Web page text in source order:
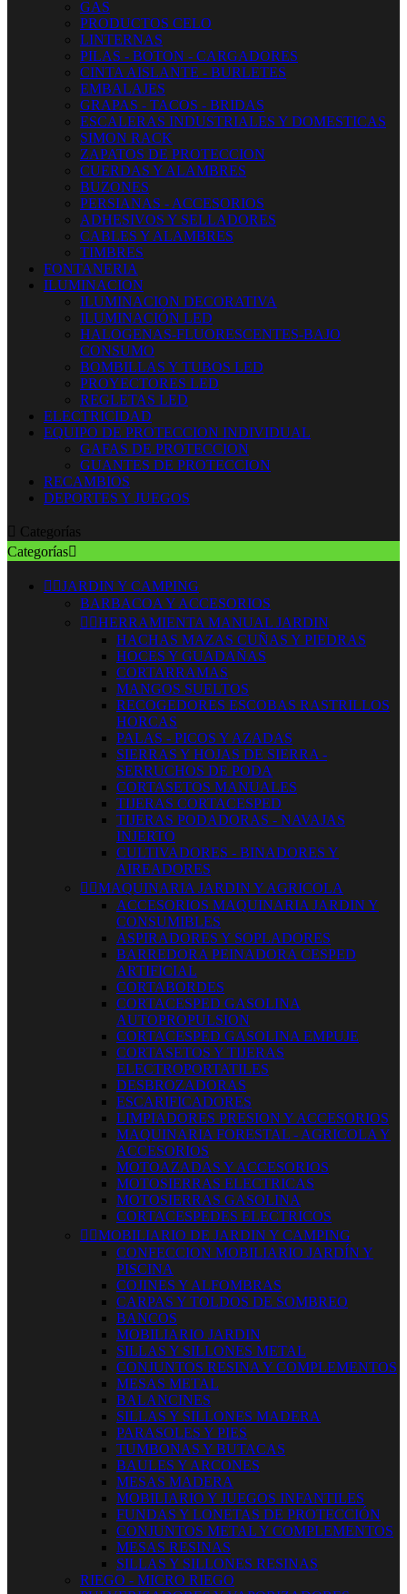
GAS
PRODUCTOS CELO
LINTERNAS
PILAS - BOTON - CARGADORES
CINTA AISLANTE - BURLETES
EMBALAJES
GRAPAS - TACOS - BRIDAS
ESCALERAS INDUSTRIALES Y DOMESTICAS
SIMON RACK
ZAPATOS DE PROTECCION
CUERDAS Y ALAMBRES
BUZONES
PERSIANAS - ACCESORIOS
ADHESIVOS Y SELLADORES
CABLES Y ALAMBRES
TIMBRES
FONTANERIA
ILUMINACION
ILUMINACION DECORATIVA
ILUMINACIÓN LED
HALOGENAS-FLUORESCENTES-BAJO
CONSUMO
BOMBILLAS Y TUBOS LED
PROYECTORES LED
REGLETAS LED
ELECTRICIDAD
EQUIPO DE PROTECCION INDIVIDUAL
GAFAS DE PROTECCION
GUANTES DE PROTECCION
RECAMBIOS
DEPORTES Y JUEGOS
 Categorías
Categorías
 JARDIN Y CAMPING
BARBACOA Y ACCESORIOS
 HERRAMIENTA MANUAL JARDIN
HACHAS MAZAS CUÑAS Y PIEDRAS
HOCES Y GUADAÑAS
CORTARRAMAS
MANGOS SUELTOS
RECOGEDORES ESCOBAS RASTRILLOS
HORCAS
PALAS - PICOS Y AZADAS
SIERRAS Y HOJAS DE SIERRA -
SERRUCHOS DE PODA
CORTASETOS MANUALES
TIJERAS CORTACESPED
TIJERAS PODADORAS - NAVAJAS
INJERTO
CULTIVADORES - BINADORES Y
AIREADORES
 MAQUINARIA JARDIN Y AGRICOLA
ACCESORIOS MAQUINARIA JARDIN Y
CONSUMIBLES
ASPIRADORES Y SOPLADORES
BARREDORA PEINADORA CESPED
ARTIFICIAL
CORTABORDES
CORTACESPED GASOLINA
AUTOPROPULSION
CORTACESPED GASOLINA EMPUJE
CORTASETOS Y TIJERAS
ELECTROPORTATILES
DESBROZADORAS
ESCARIFICADORES
LIMPIADORES PRESION Y ACCESORIOS
MAQUINARIA FORESTAL - AGRICOLA Y
ACCESORIOS
MOTOAZADAS Y ACCESORIOS
MOTOSIERRAS ELECTRICAS
MOTOSIERRAS GASOLINA
CORTACESPEDES ELECTRICOS
 MOBILIARIO DE JARDIN Y CAMPING
CONFECCION MOBILIARIO JARDÍN Y
PISCINA
COJINES Y ALFOMBRAS
CARPAS Y TOLDOS DE SOMBREO
BANCOS
MOBILIARIO JARDIN
SILLAS Y SILLONES METAL
CONJUNTOS RESINA Y COMPLEMENTOS
MESAS METAL
BALANCINES
SILLAS Y SILLONES MADERA
PARASOLES Y PIES
TUMBONAS Y BUTACAS
BAULES Y ARCONES
MESAS MADERA
MOBILIARIO Y JUEGOS INFANTILES
FUNDAS Y LONETAS DE PROTECCIÓN
CONJUNTOS METAL Y COMPLEMENTOS
MESAS RESINAS
SILLAS Y SILLONES RESINAS
RIEGO - MICRO RIEGO